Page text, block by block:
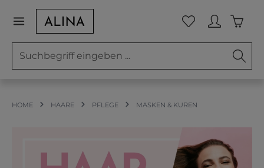
Zum Hauptinhalt springen Du hast 0
HOME HAARE PFLEGE MASKEN & KUREN